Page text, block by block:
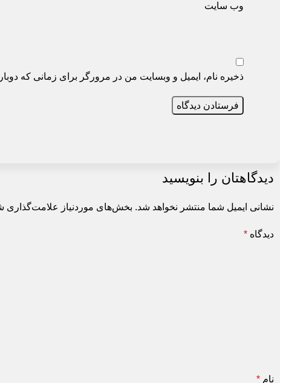
وب‌ سایت
ذخیره نام، ایمیل و وبسایت من در مرورگر برای زمانی که
دیدگاهتان را بنویسید
نشانی ایمیل شما منتشر نخواهد شد. بخش‌های موردنیاز علامت‌گذاری
دیدگاه*
نام*